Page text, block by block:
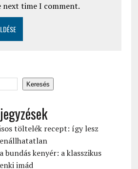
time I comment.
Keresés
töltelék recept: így lesz
bundás kenyér: a klasszikus
imád